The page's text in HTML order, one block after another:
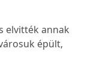
elvitték annak
épült,